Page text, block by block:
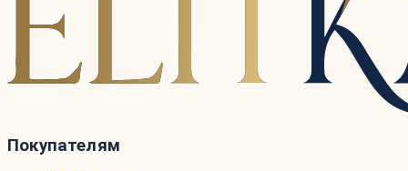
Покупателям